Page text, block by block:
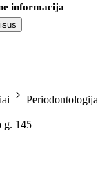
informacija
Periodontologija
g. 145